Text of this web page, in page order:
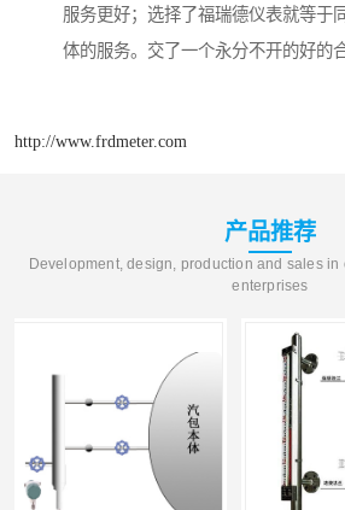
服务更好；选择了福瑞德仪表就等于
体的服务。交了一个永分不开的好的
http://www.frdmeter.com
产品推荐
Development, design, production and sales in
enterprises